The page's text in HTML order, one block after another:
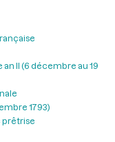
an II (6 décembre au 19
1793)
prêtrise